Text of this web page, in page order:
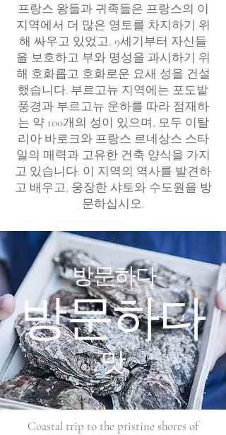
프랑스 왕들과 귀족들은 프랑스의 이
지역에서 더 많은 영토를 차지하기 위
해 싸우고 있었고, 9세기부터 자신들
을 보호하고 부와 명성을 과시하기 위
해 호화롭고 호화로운 요새 성을 건설
했습니다. 부르고뉴 지역에는 포도밭
풍경과 부르고뉴 운하를 따라 점재하
는 약 100개의 성이 있으며, 모두 이탈
리아 바로크와 프랑스 르네상스 스타
일의 매력과 고유한 건축 양식을 가지
고 있습니다. 이 지역의 역사를 발견하
고 배우고, 웅장한 샤토와 수도원을 방
문하십시오.
방문하다
방문하다
맛
Coastal trip to the pristine shores of